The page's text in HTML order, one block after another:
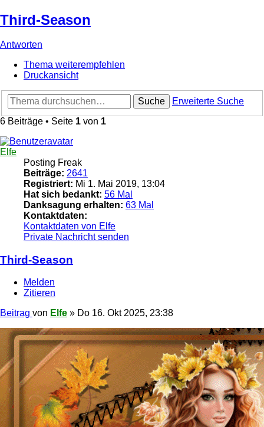
Third-Season
Antworten
Thema weiterempfehlen
Druckansicht
Suche
Erweiterte Suche
6 Beiträge • Seite 1 von 1
Elfe
Posting Freak
Beiträge: 2641
Registriert: Mi 1. Mai 2019, 13:04
Hat sich bedankt: 56 Mal
Danksagung erhalten: 63 Mal
Kontaktdaten:
Kontaktdaten von Elfe
Private Nachricht senden
Third-Season
Melden
Zitieren
Beitrag von Elfe » Do 16. Okt 2025, 23:38